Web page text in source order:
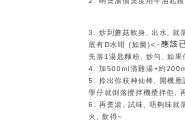
3. 炒到蘑菇軟身, 出水, 就
底有D水咁 (如圖)<-應該
先落1湯匙麵粉, 炒勻, 如果
4. 加500ml清雞湯+約
5. 拎出你枝神仙棒, 開機應
學仔就倒落攪拌機攪拌佢,
6. 再煑滾, 試味, 唔夠味就
火, 飲得~